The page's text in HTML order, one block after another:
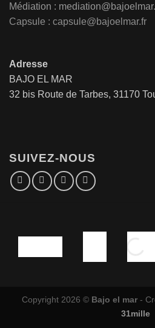
Médiation :
Capsule : capsule@bajoelmar.fr
Adresse
BAJO EL MAR
32 bis Route de Tarbes, 31170
SUIVEZ-NOUS
Copyright 2026 © Bajo el mar -
31mille